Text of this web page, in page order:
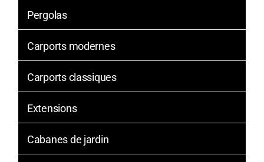
Pergolas
Carports modernes
Carports classiques
Extensions
Cabanes de jardin